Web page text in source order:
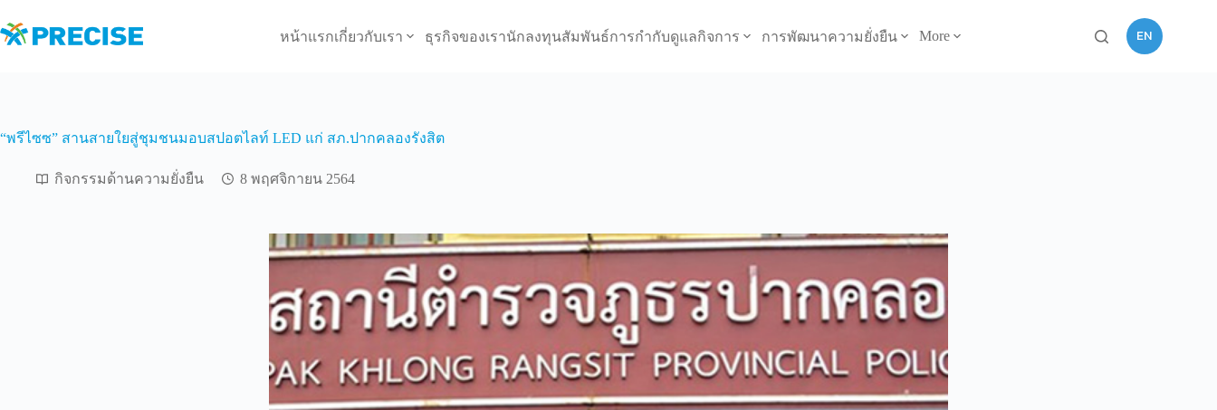
to
content
หน้าแรกเกี่ยวกับเรา ธุรกิจของเรานักลงทุนสัมพันธ์การกำกับดูแลกิจการ การพัฒนาความยั่งยืน More EN
“พรีไซซ” สานสายใยสู่ชุมชนมอบสปอตไลท์ LED แก่ สภ.ปากคลองรังสิต
กิจกรรมด้านความยั่งยืน 8 พฤศจิกายน 2564